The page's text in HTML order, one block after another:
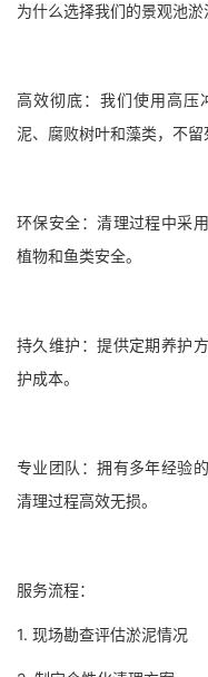
为什么选择我们的景观池
高效彻底：我们使用高压
泥、腐败树叶和藻类，不留
环保安全：清理过程中采
植物和鱼类安全。
持久维护：提供定期养护
护成本。
专业团队：拥有多年经验
清理过程高效无损。
服务流程：
1. 现场勘查评估淤泥情况